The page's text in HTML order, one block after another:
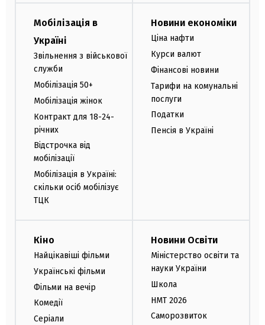
Мобілізація в
Україні
Звільнення з військової
служби
Мобілізація 50+
Мобілізація жінок
Контракт для 18-24-
річних
Відстрочка від
мобілізації
Мобілізація в Україні:
скільки осіб мобілізує
ТЦК
Новини економіки
Ціна нафти
Курси валют
Фінансові новини
Тарифи на комунальні
послуги
Податки
Пенсія в Україні
Кіно
Найцікавіші фільми
Українські фільми
Фільми на вечір
Комедії
Серіали
Новини Освіти
Міністерство освіти та
науки України
Школа
НМТ 2026
Саморозвиток